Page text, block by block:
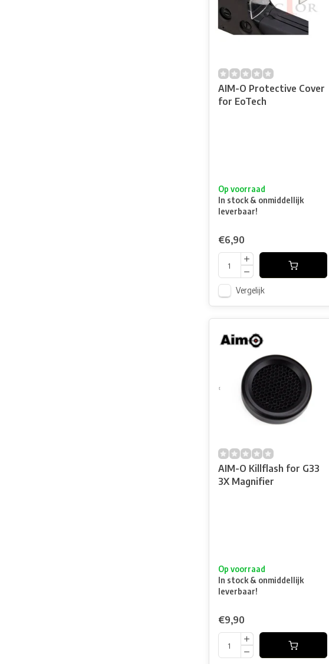
AIM-O Protective Cover
for EoTech
Op voorraad
In stock & onmiddellijk
leverbaar!
€6,90
Vergelijk
AIM-O Killflash for G33
3X Magnifier
Op voorraad
In stock & onmiddellijk
leverbaar!
€9,90